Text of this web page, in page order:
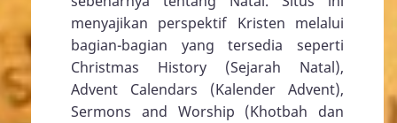
menyajikan perspektif Kristen melalui
bagian-bagian yang tersedia seperti
Christmas History (Sejarah Natal),
Advent Calendars (Kalender Advent),
Sermons and Worship (Khotbah dan